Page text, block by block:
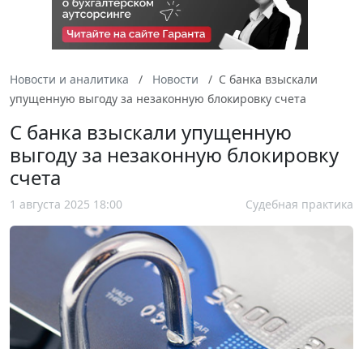
Новости и аналитика Новости
С банка взыскали
упущенную выгоду за незаконную блокировку счета
С банка взыскали упущенную
выгоду за незаконную блокировку
счета
1 августа 2025 18:00 Судебная практика